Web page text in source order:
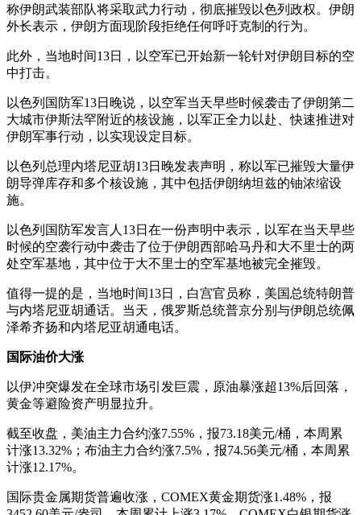
称伊朗武装部队将采取武力行动，彻底摧毁以色列政权。伊朗
外长表示，伊朗方面现阶段拒绝任何呼吁克制的行为。
此外，当地时间13日，以空军已开始新一轮针对伊朗目标的空
中打击。
以色列国防军13日晚说，以空军当天早些时候袭击了伊朗第二
大城市伊斯法罕附近的核设施，以军正全力以赴、快速推进对
伊朗军事行动，以实现设定目标。
以色列总理内塔尼亚胡13日晚发表声明，称以军已摧毁大量伊
朗导弹库存和多个核设施，其中包括伊朗纳坦兹的铀浓缩设
施。
以色列国防军发言人13日在一份声明中表示，以军在当天早些
时候的空袭行动中袭击了位于伊朗西部哈马丹和大不里士的两
处空军基地，其中位于大不里士的空军基地被完全摧毁。
值得一提的是，当地时间13日，白宫官员称，美国总统特朗普
与内塔尼亚胡通话。当天，俄罗斯总统普京分别与伊朗总统佩
泽希齐扬和内塔尼亚胡通电话。
国际油价大涨
以伊冲突爆发在全球市场引发巨震，原油暴涨超13%后回落，
黄金等避险资产明显拉升。
截至收盘，美油主力合约涨7.55%，报73.18美元/桶，本周累
计涨13.32%；布油主力合约涨7.5%，报74.56美元/桶，本周累
计涨12.17%。
国际贵金属期货普遍收涨，COMEX黄金期货涨1.48%，报